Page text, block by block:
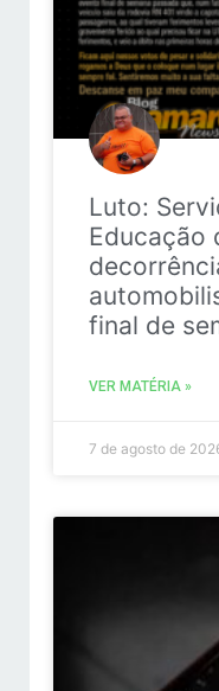
Luto:
Educação
final de
VER MATÉRIA »
7 de agosto de